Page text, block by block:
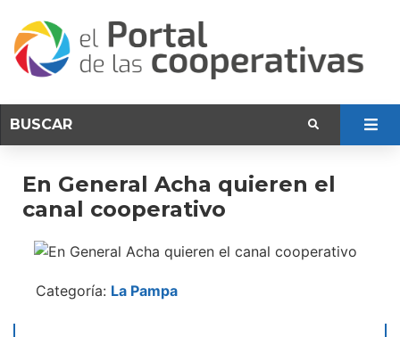
En General Acha quieren el
canal cooperativo
Categoría: La Pampa